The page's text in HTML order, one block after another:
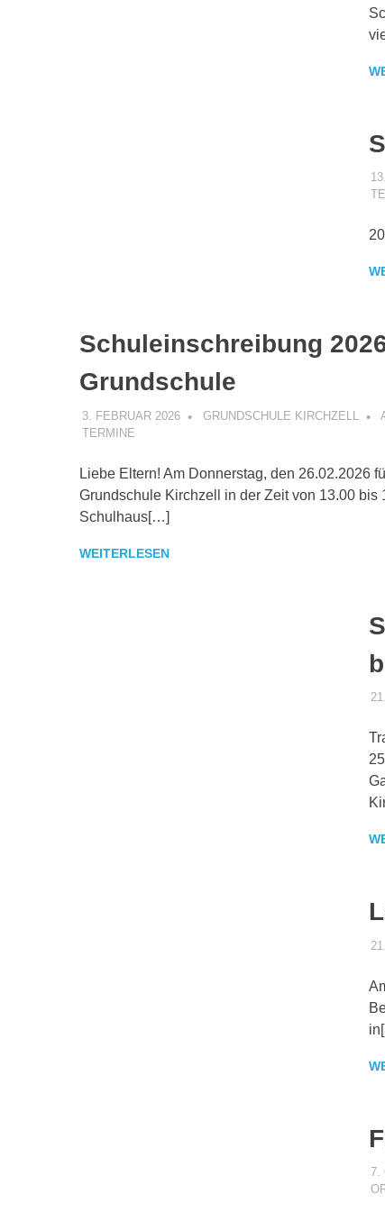
Schuleinschreibung
Grundschule
3. FEBRUAR 2026 GRUNDSCHULE KIRCHZELL
TERMINE
Liebe Eltern! Am Donnerstag, den 26.02.2026
Grundschule Kirchzell in der Zeit von 13.00 bis
Schulhaus[…]
WEITERLESEN
7.